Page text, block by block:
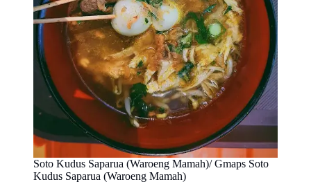
Soto Kudus Saparua (Waroeng Mamah)/ Gmaps Soto
Kudus Saparua (Waroeng Mamah)